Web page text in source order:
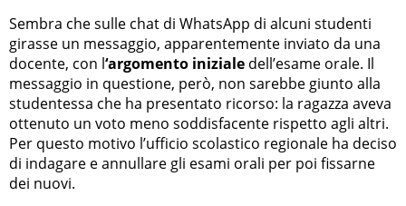
Sembra che sulle chat di WhatsApp di alcuni studenti
girasse un messaggio, apparentemente inviato da una
docente, con l‘argomento iniziale dell’esame orale. Il
messaggio in questione, però, non sarebbe giunto alla
studentessa che ha presentato ricorso: la ragazza aveva
ottenuto un voto meno soddisfacente rispetto agli altri.
Per questo motivo l’ufficio scolastico regionale ha deciso
di indagare e annullare gli esami orali per poi fissarne
dei nuovi.